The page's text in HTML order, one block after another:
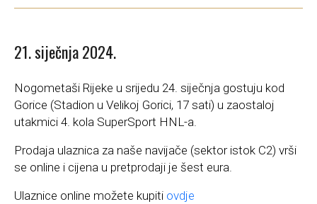
21. siječnja 2024.
Nogometaši Rijeke u srijedu 24. siječnja gostuju kod
Gorice (Stadion u Velikoj Gorici, 17 sati) u zaostaloj
utakmici 4. kola SuperSport HNL-a.
Prodaja ulaznica za naše navijače (sektor istok C2) vrši
se online i cijena u pretprodaji je šest eura.
Ulaznice online možete kupiti ovdje